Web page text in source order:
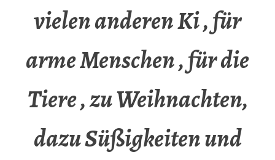
vielen anderen Ki , für
arme Menschen , für die
Tiere , zu Weihnachten,
dazu Süßigkeiten und